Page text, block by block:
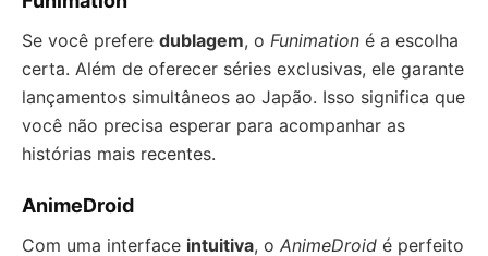
Se você prefere dublagem, o Funimation é a escolha
certa. Além de oferecer séries exclusivas, ele garante
lançamentos simultâneos ao Japão. Isso significa que
você não precisa esperar para acompanhar as
histórias mais recentes.
AnimeDroid
Com uma interface intuitiva, o AnimeDroid é perfeito